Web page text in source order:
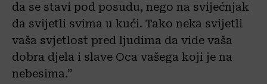
da se stavi pod posudu, nego na svijećnjak
da svijetli svima u kući. Tako neka svijetli
vaša svjetlost pred ljudima da vide vaša
dobra djela i slave Oca vašega koji je na
nebesima.”